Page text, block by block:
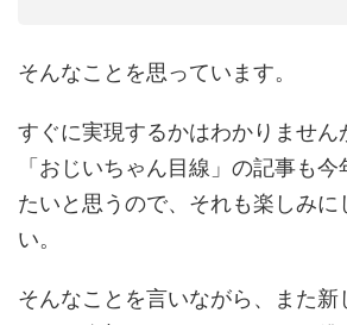
そんなことを思っています。
すぐに実現するかはわかりません
「おじいちゃん目線」の記事も
たいと思うので、それも楽しみに
い。
そんなことを言いながら、また新